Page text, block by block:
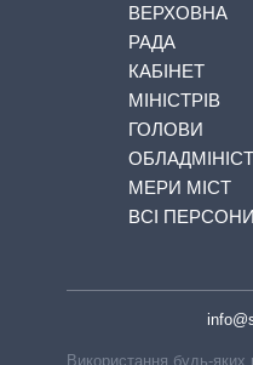
ВЕРХОВНА
РАДА
КАБІНЕТ
МІНІСТРІВ
ГОЛОВИ
МЕРИ МІСТ
ВСІ ПЕРСОНИ
Використання будь-яких